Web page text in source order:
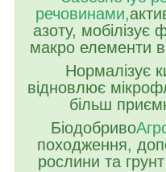
речовинами,
азоту, мобілізує
макро елементи в
Нормалізує
відновлює
більш
Біодобриво
походження,
рослини та